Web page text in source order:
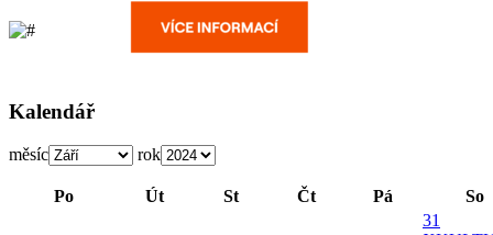
Kalendář
měsíc rok
Po Út St Čt Pá So
31